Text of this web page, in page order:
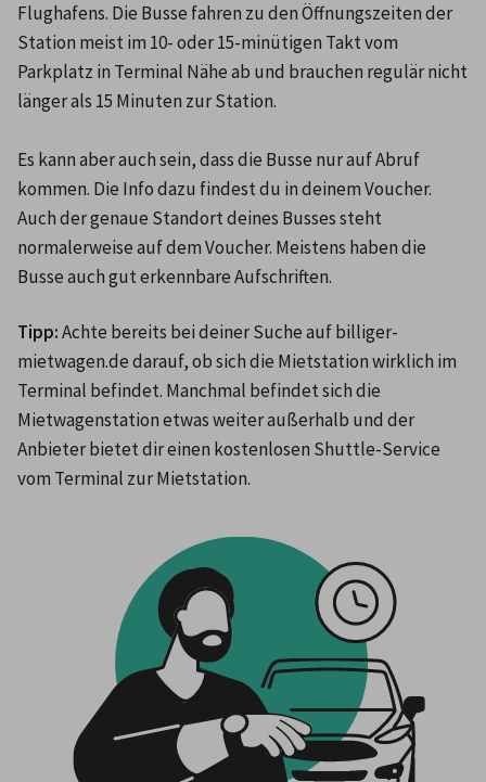
Flughafens. Die Busse fahren zu den Öffnungszeiten der
Station meist im 10- oder 15-minütigen Takt vom
Parkplatz in Terminal Nähe ab und brauchen regulär nicht
länger als 15 Minuten zur Station.
Es kann aber auch sein, dass die Busse nur auf Abruf
kommen. Die Info dazu findest du in deinem Voucher.
Auch der genaue Standort deines Busses steht
normalerweise auf dem Voucher. Meistens haben die
Busse auch gut erkennbare Aufschriften.
Tipp: Achte bereits bei deiner Suche auf billiger-
mietwagen.de darauf, ob sich die Mietstation wirklich im
Terminal befindet. Manchmal befindet sich die
Mietwagenstation etwas weiter außerhalb und der
Anbieter bietet dir einen kostenlosen Shuttle-Service